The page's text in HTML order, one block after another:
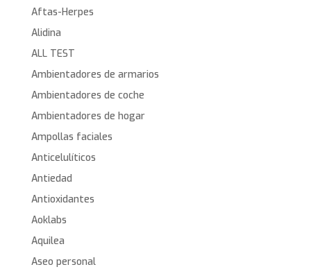
Aftas-Herpes
Alidina
ALL TEST
Ambientadores de armarios
Ambientadores de coche
Ambientadores de hogar
Ampollas faciales
Anticelulíticos
Antiedad
Antioxidantes
Aoklabs
Aquilea
Aseo personal